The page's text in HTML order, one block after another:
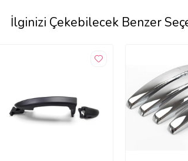
İlginizi Çekebilecek Benzer